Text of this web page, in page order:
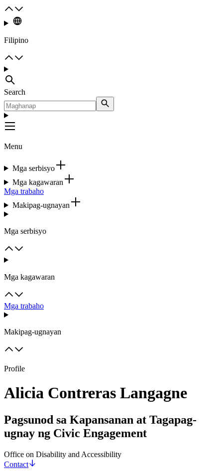
Filipino
Search
Menu
Mga serbisyo
Mga kagawaran
Mga trabaho
Makipag-ugnayan
Mga serbisyo
Mga kagawaran
Mga trabaho
Makipag-ugnayan
Profile
Alicia Contreras Langagne
Pagsunod sa Kapansanan at Tagapag-
ugnay ng Civic Engagement
Office on Disability and Accessibility
Contact